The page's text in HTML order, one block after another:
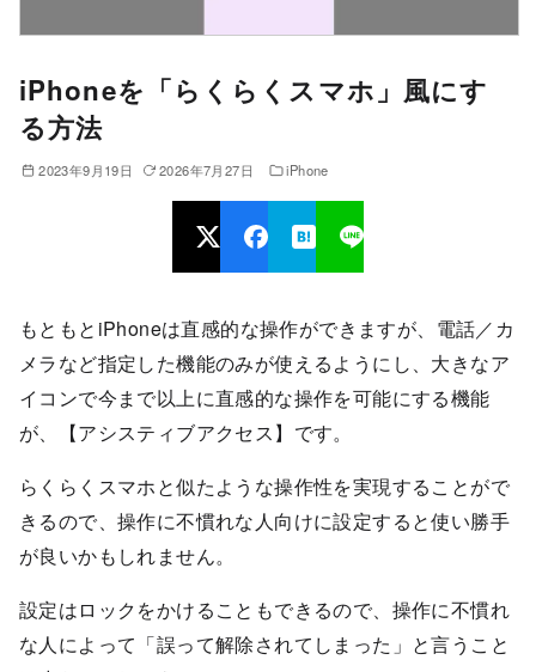
iPhoneを「らくらくスマホ」風にす
る方法
2023年9月19日 2026年7月27日 iPhone
もともとiPhoneは直感的な操作ができますが、電話／カ
メラなど指定した機能のみが使えるようにし、大きなア
イコンで今まで以上に直感的な操作を可能にする機能
が、【アシスティブアクセス】です。
らくらくスマホと似たような操作性を実現することがで
きるので、操作に不慣れな人向けに設定すると使い勝手
が良いかもしれません。
設定はロックをかけることもできるので、操作に不慣れ
な人によって「誤って解除されてしまった」と言うこと